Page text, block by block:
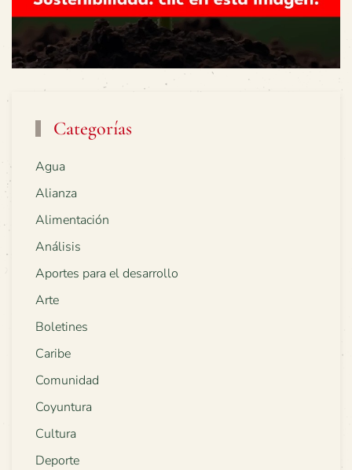
Categorías
Agua
Alianza
Alimentación
Análisis
Aportes para el desarrollo
Arte
Boletines
Caribe
Comunidad
Coyuntura
Cultura
Deporte